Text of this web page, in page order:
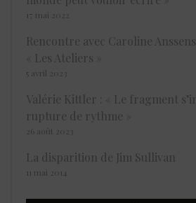
17 mai 2022
Rencontre avec Caroline
« Les Ateliers »
5 avril 2023
Valérie Kittler : « Le fragment
rupture de rythme »
26 août 2023
La disparition de Jim Sullivan
11 mai 2014